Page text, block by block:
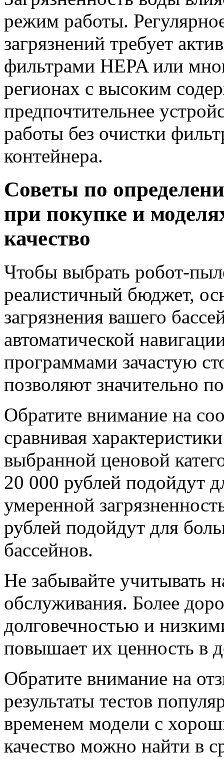
режим работы.
загрязнений требует
фильтрами HEPA или
регионах с высоким
предпочтительнее
работы без очистки
контейнера.
Советы по
при покупке и
качество
Чтобы выбрать робот-
реалистичный бюджет,
загрязнения вашего
автоматической
программами зачастую
позволяют значительно
Обратите внимание на
сравнивая
выбранной ценовой
20 000 рублей подойдут
умеренной
рублей подойдут для
бассейнов.
Не забывайте учитывать
обслуживания. Более
долговечностью и
повышает их ценность в
Обратите внимание на
результаты тестов
временем модели с
качество можно найти в